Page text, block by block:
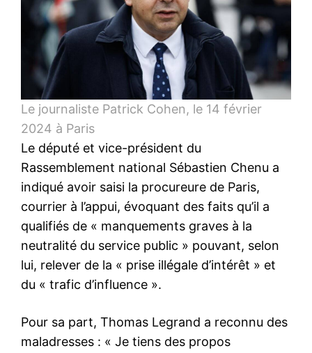
Le journaliste Patrick Cohen, le 14 février
2024 à Paris
Le député et vice-président du
Rassemblement national Sébastien Chenu a
indiqué avoir saisi la procureure de Paris,
courrier à l’appui, évoquant des faits qu’il a
qualifiés de « manquements graves à la
neutralité du service public » pouvant, selon
lui, relever de la « prise illégale d’intérêt » et
du « trafic d’influence ».
Pour sa part, Thomas Legrand a reconnu des
maladresses : « Je tiens des propos